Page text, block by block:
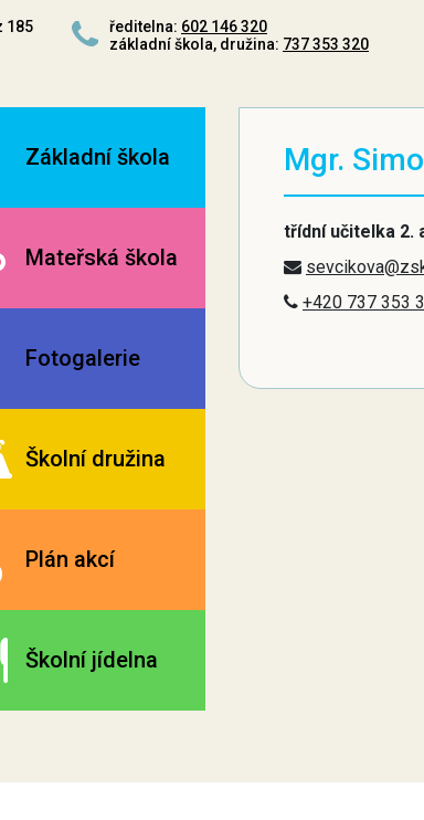
185 ředitelna: 602 146 320
základní škola, družina: 737 353 320
Základní škola
Mateřská škola
Fotogalerie
Školní družina
Plán akcí
Školní jídelna
Mgr.
třídní učitelka 2.
+420 737 353